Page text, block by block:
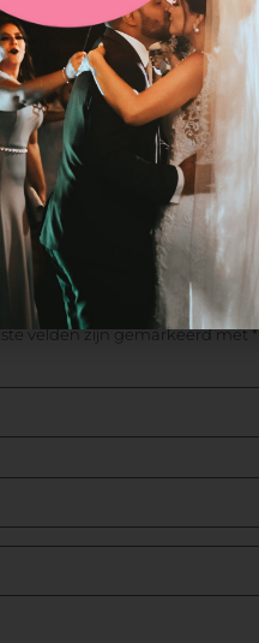
velden zijn gemarkeerd met*